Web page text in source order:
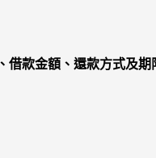
借款金額、還款方式及期